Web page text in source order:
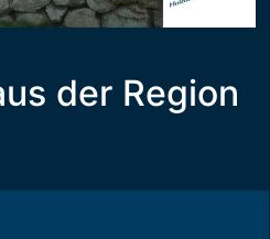
der Region